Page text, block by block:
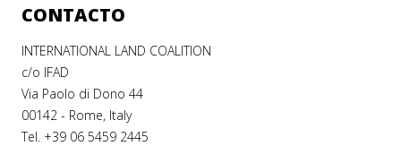
CONTACTO
INTERNATIONAL LAND COALITION
c/o IFAD
Via Paolo di Dono 44
00142 - Rome, Italy
Tel. +39 06 5459 2445